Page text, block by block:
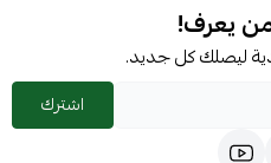
يعرف!
ليصلك كل جديد.
اشترك